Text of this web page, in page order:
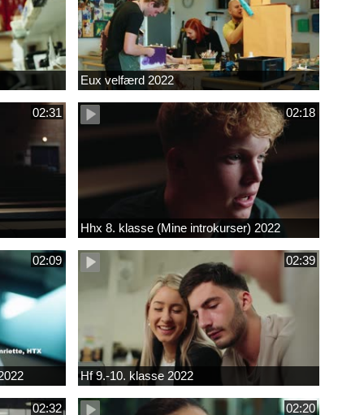
Eux velfærd 2022
02:31 02:18
Hhx 8. klasse (Mine introkurser) 2022
02:09 02:39
Hf 9.-10. klasse 2022
02:32 02:20